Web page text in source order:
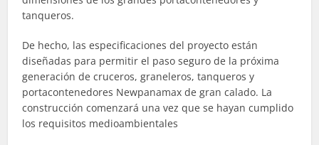
tanqueros.
De hecho, las especificaciones del proyecto están
diseñadas para permitir el paso seguro de la próxima
generación de cruceros, graneleros, tanqueros y
portacontenedores Newpanamax de gran calado. La
construcción comenzará una vez que se hayan cumplido
los requisitos medioambientales